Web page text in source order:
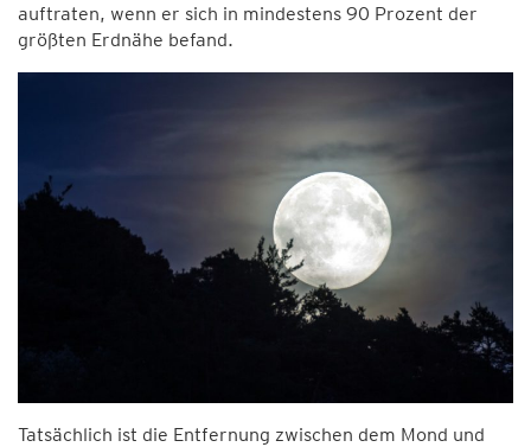
auftraten, wenn er sich in mindestens 90 Prozent der
größten Erdnähe befand.
Tatsächlich ist die Entfernung zwischen dem Mond und